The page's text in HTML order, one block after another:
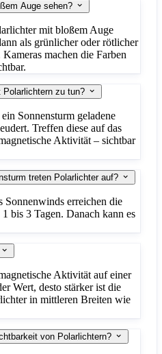
Auge sehen?
mit bloßem Auge
als grünlicher oder rötlicher
machen die Farben
zu tun?
Sonnensturm geladene
Treffen diese auf das
Aktivität – sichtbar
treten Polarlichter auf?
Sonnenwinds erreichen die
bis 3 Tagen. Danach kann es
Aktivität auf einer
Wert, desto stärker ist die
in mittleren Breiten wie
von Polarlichtern?